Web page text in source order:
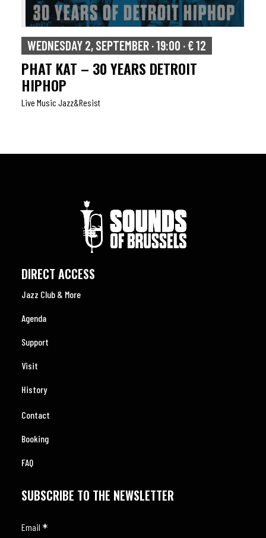
WEDNESDAY 2, SEPTEMBER · 19:00 · € 12
PHAT KAT – 30 YEARS DETROIT
HIPHOP
Live Music Jazz&resist
DIRECT ACCESS
Jazz Club & More
Agenda
Support
Visit
History
Contact
Booking
FAQ
SUBSCRIBE TO THE NEWSLETTER
Email *